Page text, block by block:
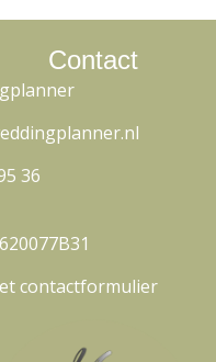
Contact
36
contactformulier